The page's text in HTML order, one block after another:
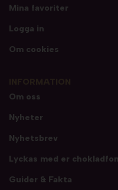
Mina favoriter
Logga in
Om cookies
Om oss
Nyheter
Nyhetsbrev
Lyckas med er
Guider & Fakta